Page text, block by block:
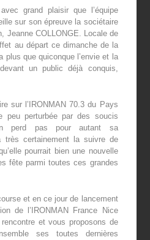
grand plaisir que l’équipe
sur son épreuve la sociétaire
Jeanne COLLONGE. Locale de
au départ ce dimanche de la
plus que quiconque l’envie et la
un public déjà conquis,
sur l’IRONMAN 70.3 du Pays
peu perturbée par des soucis
perd pas pour autant sa
très certainement la suivre de
pourrait bien une nouvelle
fête parmi toutes ces grandes
et en ce jour de lancement
de l’IRONMAN France Nice
et vous proposons de
ses toutes dernières